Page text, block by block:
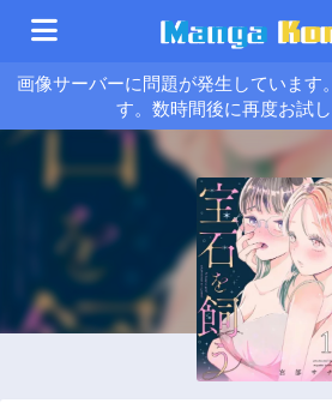
画像サーバーに問題が発生しています
す。数時間後に再度お試し